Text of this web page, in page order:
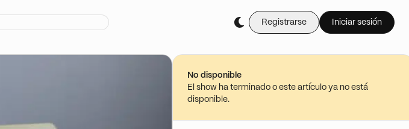
Registrarse Iniciar sesión
No disponible
El show ha terminado o este artículo ya no está
disponible.